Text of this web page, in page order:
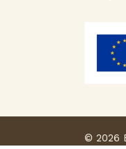
© 2026